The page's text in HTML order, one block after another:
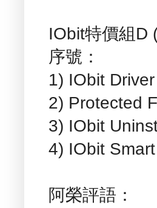
IObit特價組D
序號：
1) IObit
2) Protected
3) IObit
4) IObit
阿榮評語：